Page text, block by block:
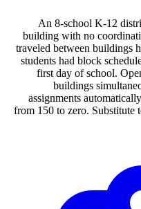
An 8-school K-12
building with no
traveled between buildings
students had block
first day of school.
buildings
assignments
from 150 to zero. Substitute